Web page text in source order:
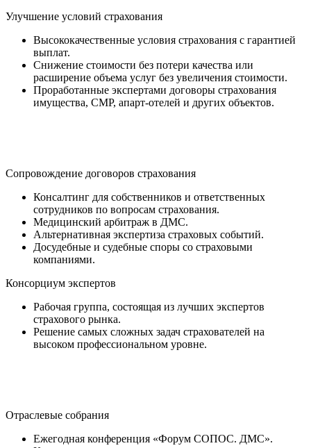
Улучшение условий страхования
Высококачественные условия страхования с гарантией
выплат.
Снижение стоимости без потери качества или
расширение объема услуг без увеличения стоимости.
Проработанные экспертами договоры страхования
имущества, СМР, апарт-отелей и других объектов.
Сопровождение договоров страхования
Консалтинг для собственников и ответственных
сотрудников по вопросам страхования.
Медицинский арбитраж в ДМС.
Альтернативная экспертиза страховых событий.
Досудебные и судебные споры со страховыми
компаниями.
Консорциум экспертов
Рабочая группа, состоящая из лучших экспертов
страхового рынка.
Решение самых сложных задач страхователей на
высоком профессиональном уровне.
Отраслевые собрания
Ежегодная конференция «Форум СОПОС. ДМС».